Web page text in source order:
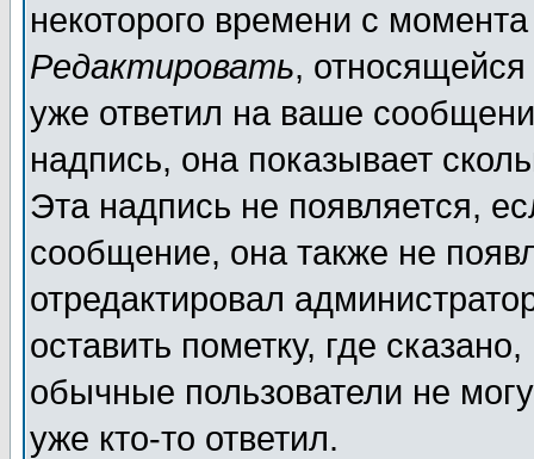
некоторого времени с
Редактировать,
уже ответил на ваше
надпись, она показывает
Эта надпись не появляется,
сообщение, она также не
отредактировал
оставить пометку, где
обычные пользователи не
уже кто-то ответил.